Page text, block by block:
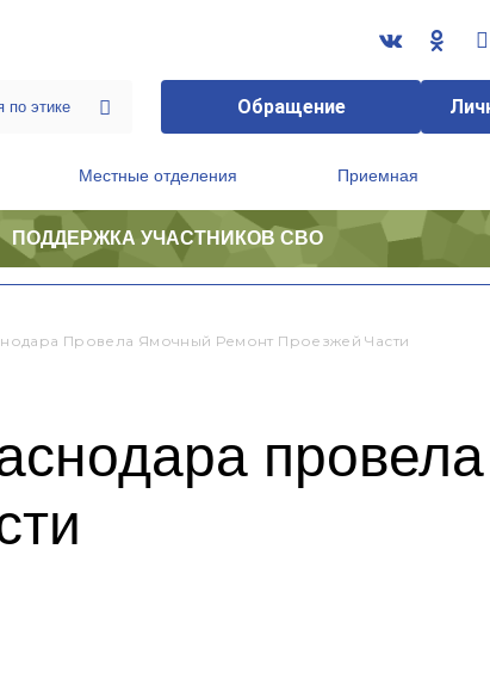
Обращение
Местные отделения Приемная
ПОДДЕРЖКА УЧАСТНИКОВ СВО
Провела Ямочный Ремонт Проезжей Части